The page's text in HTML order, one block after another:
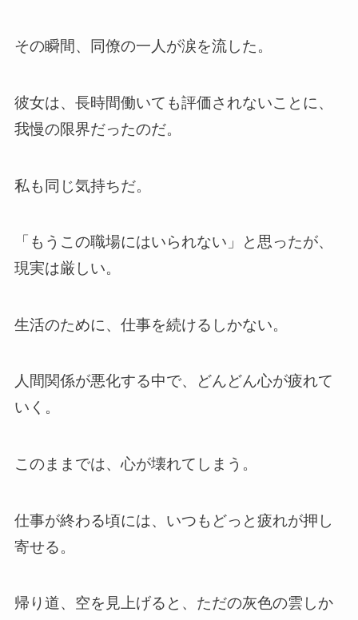
その瞬間、同僚の一人が涙を流した。
彼女は、長時間働いても評価されないことに、
我慢の限界だったのだ。
私も同じ気持ちだ。
「もうこの職場にはいられない」と思ったが、
現実は厳しい。
生活のために、仕事を続けるしかない。
人間関係が悪化する中で、どんどん心が疲れて
いく。
このままでは、心が壊れてしまう。
仕事が終わる頃には、いつもどっと疲れが押し
寄せる。
帰り道、空を見上げると、ただの灰色の雲しか